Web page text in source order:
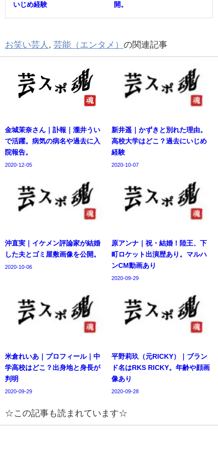
いじめ経験
開。
お笑い芸人 , 芸能（エンタメ） の関連記事
金城茉奈さん｜訃報｜瀧井うい
で活躍。病気の病名や過去に入
院報告。
2020-12-05
新井遥｜かずきと別れた理由。
高校大学はどこ？過去にいじめ
経験
2020-10-07
沖直実｜イケメン評論家が結婚
した夫とゴミ屋敷画像を公開。
2020-10-06
原アンナ｜祝・結婚！陸王、下
町ロケット出演歴あり。マルハ
ンCM動画あり
2020-09-29
米倉れいあ｜プロフィール｜中
学高校はどこ？出身地と身長が
判明
2020-09-29
平野莉玖（元RICKY）｜ブラン
ド名はRKS RICKY。年齢や顔画
像あり
2020-09-28
☆この記事も読まれています☆